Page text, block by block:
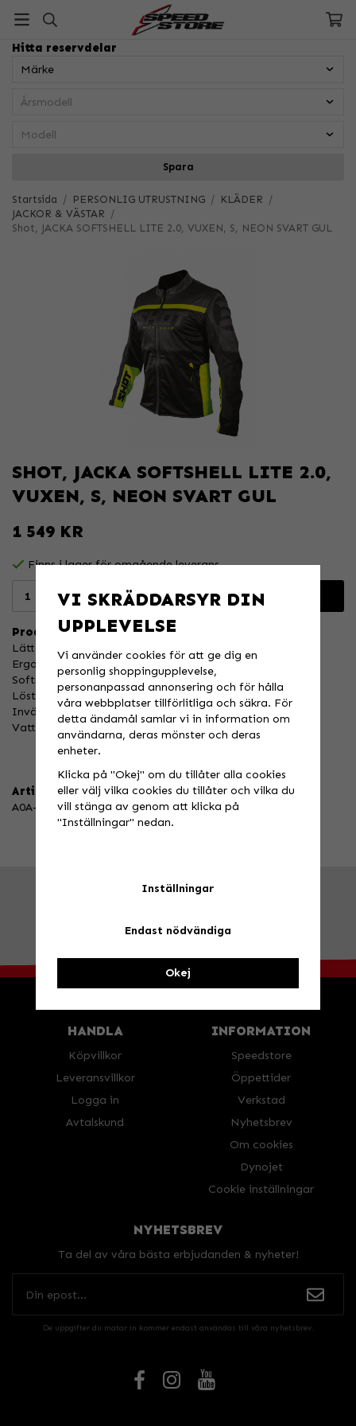
Hitta reservdelar
Spara
Startsida / PERSONLIG UTRUSTNING / KLÄDER /
JACKOR & VÄSTAR /
Shot, JACKA SOFTSHELL LITE 2.0, VUXEN, S, NEON SVART GUL
SHOT, JACKA SOFTSHELL LITE 2.0,
VUXEN, S, NEON SVART GUL
1 549 KR
Finns i lager för omgående leverans
Lägg i varukorgen
Produktbeskrivning:
Lätt vind- och vattentät jacka.
Ergonomisk passform utformad för att ge hög rörlighet.
Softshell-konstruktion.
Löstagbara ärmar.
Invändiga och utvändiga fickor.
Vattentäta blixtlås.
Artikelnummer:
A0A-15B1-A01-08
Tel. 026-270030 /
Valbovägen 385, Valbo
HANDLA
Köpvillkor
Leveransvillkor
Logga in
Avtalskund
INFORMATION
Speedstore
Öppettider
Verkstad
Nyhetsbrev
Om cookies
Dynojet
Cookie inställningar
NYHETSBREV
Ta del av våra bästa erbjudanden & nyheter!
De uppgifter du matar in kommer endast användas till våra nyhetsbrev.
VI SKRÄDDARSYR DIN
UPPLEVELSE
Vi använder cookies för att ge dig en
personlig shoppingupplevelse,
personanpassad annonsering och för hålla
våra webbplatser tillförlitliga och säkra. För
detta ändamål samlar vi in information om
användarna, deras mönster och deras
enheter.
Klicka på "Okej" om du tillåter alla cookies
eller välj vilka cookies du tillåter och vilka du
vill stänga av genom att klicka på
"Inställningar" nedan.
Inställningar
Endast nödvändiga
Okej